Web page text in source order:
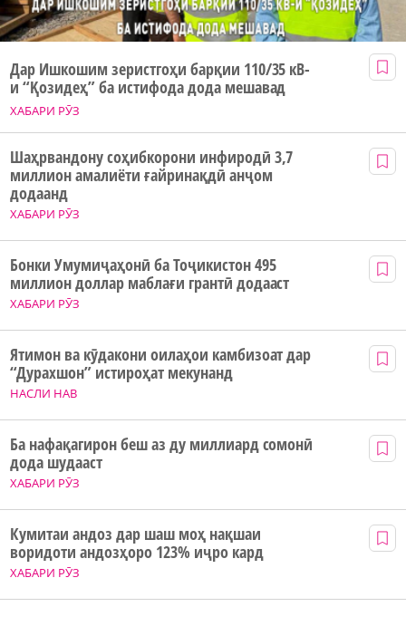
ХАБАРИ РӮЗ
Дар Ишкошим зеристгоҳи барқии 110/35 кВ-
и “Қозидеҳ” ба истифода дода мешавад
ХАБАРИ РӮЗ
Шаҳрвандону соҳибкорони инфиродӣ 3,7
миллион амалиёти ғайринақдӣ анҷом
додаанд
ХАБАРИ РӮЗ
Бонки Умумиҷаҳонӣ ба Тоҷикистон 495
миллион доллар маблағи грантӣ додааст
НАСЛИ НАВ
Ятимон ва кӯдакони оилаҳои камбизоат дар
“Дурахшон” истироҳат мекунанд
ХАБАРИ РӮЗ
Ба нафақагирон беш аз ду миллиард сомонӣ
дода шудааст
ХАБАРИ РӮЗ
Кумитаи андоз дар шаш моҳ нақшаи
воридоти андозҳоро 123% иҷро кард